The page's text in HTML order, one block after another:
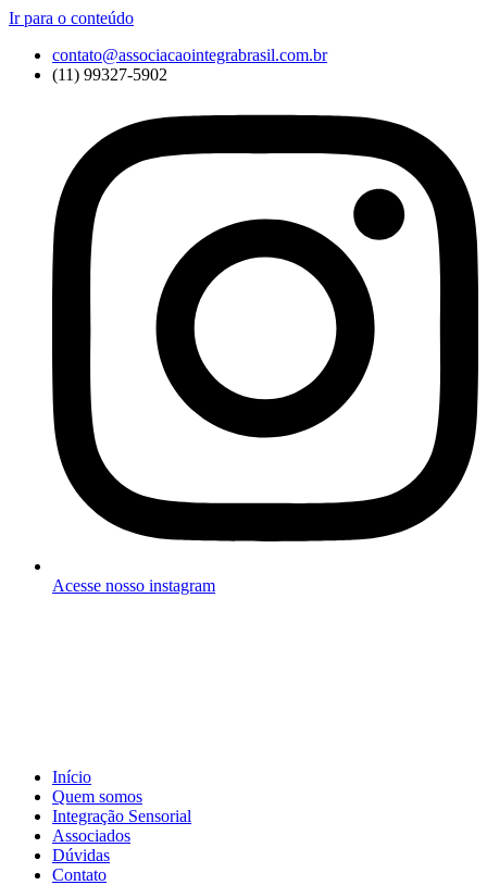
Ir para o conteúdo
contato@associacaointegrabrasil.com.br
(11) 99327-5902
Acesse nosso instagram
Início
Quem somos
Integração Sensorial
Associados
Dúvidas
Contato